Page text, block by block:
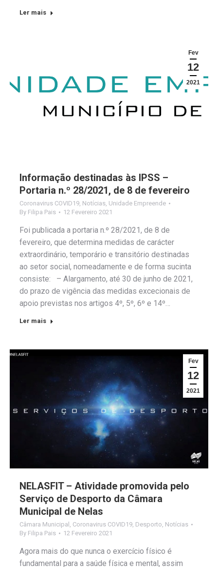
Ler mais
Fev
12
2021
Informação destinadas às IPSS –
Portaria n.º 28/2021, de 8 de fevereiro
Coronavirus COVID19, Notícias, Unidade Empreende
By Filipa Pais 12 Fevereiro 2021
Foi publicada a portaria n.º 28/2021, de 8 de
fevereiro, que determina medidas de carácter
extraordinário, temporário e transitório destinadas
ao setor social, nomeadamente e de forma sucinta
consiste: – Alargamento, até 30 de junho de 2021,
do prazo de vigência das medidas excecionais de
apoio previstas nos artigos 4º, 5º, 6º e 14º…
Ler mais
Fev
12
2021
NELASFIT – Atividade promovida pelo
Serviço de Desporto da Câmara
Municipal de Nelas
Câmara Municipal , Coronavirus COVID19, Desporto, Notícias
By Filipa Pais 12 Fevereiro 2021
Agora mais do que nunca o exercício físico é
fundamental para a saúde física e mental, assim